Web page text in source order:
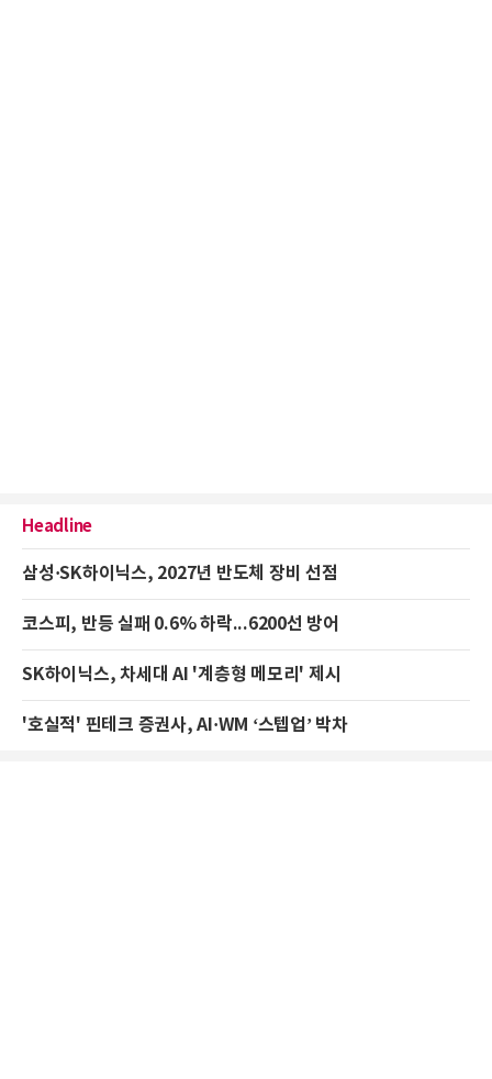
Headline
삼성·SK하이닉스, 2027년 반도체 장비 선점
코스피, 반등 실패 0.6% 하락...6200선 방어
SK하이닉스, 차세대 AI '계층형 메모리' 제시
'호실적' 핀테크 증권사, AI·WM ‘스텝업’ 박차